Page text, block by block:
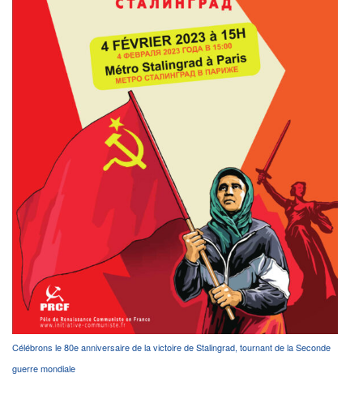
Célébrons le 80e anniversaire de la victoire de Stalingrad, tournant de la Seconde
guerre mondiale